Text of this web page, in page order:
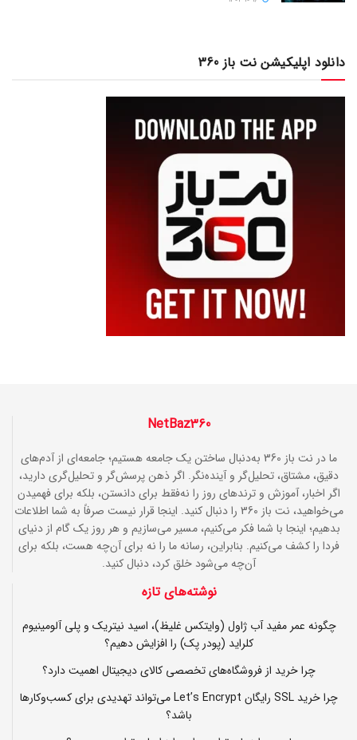
دانلود اپلیکیشن نت باز 360
NetBaz360
ما در نت باز 360 به‌دنبال ساختن یک جامعه هستیم؛ جامعه‌ای از آدم‌های
دقیق، مشتاق، تحلیل‌گر و آینده‌نگر. اگر ذهن پرسش‌گر و تحلیل‌گری دارید،
اگر اخبار، آموزش و ترندهای روز را نه‌فقط برای دانستن، بلکه برای فهمیدن
می‌خواهید، نت باز 360 را دنبال کنید. اینجا قرار نیست صرفاً به شما اطلاعات
بدهیم؛ اینجا با شما فکر می‌کنیم، مسیر می‌سازیم و هر روز یک گام از دنیای
فردا را کشف می‌کنیم. بنابراین، رسانه ما را نه برای آن‌چه هست، بلکه برای
آن‌چه می‌شود خلق کرد، دنبال کنید.
نوشته‌های تازه
چگونه عمر مفید آب ژاول (وایتکس غلیظ)، اسید نیتریک و پلی آلومینیوم
کلراید (پودر پک) را افزایش دهیم؟
چرا خرید از فروشگاه‌های تخصصی کالای دیجیتال اهمیت دارد؟
چرا خرید SSL رایگان Let’s Encrypt می‌تواند تهدیدی برای کسب‌وکارها
باشد؟